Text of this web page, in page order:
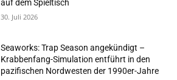
auf dem Spieltisch
30. Juli 2026
Seaworks: Trap Season angekündigt –
Krabbenfang-Simulation entführt in den
pazifischen Nordwesten der 1990er-Jahre